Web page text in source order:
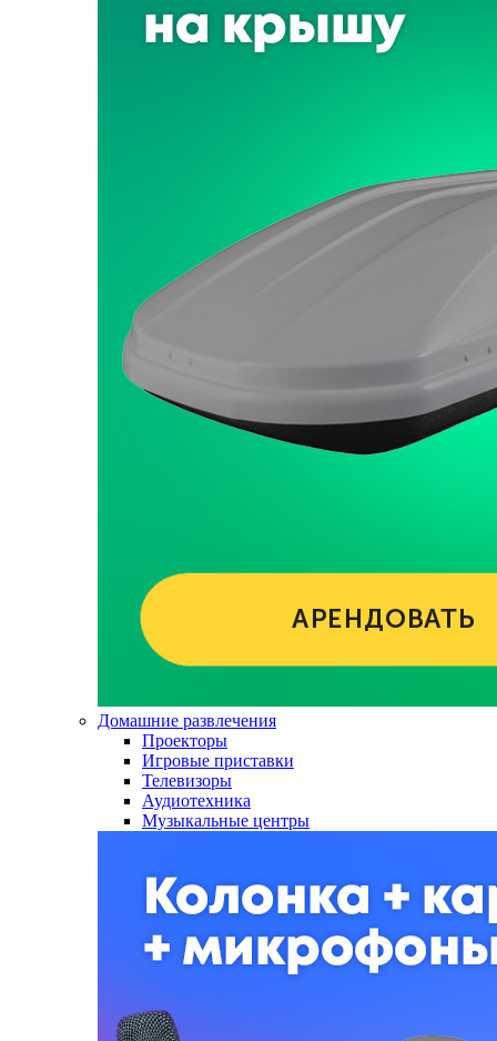
Домашние развлечения
Проекторы
Игровые приставки
Телевизоры
Аудиотехника
Музыкальные центры